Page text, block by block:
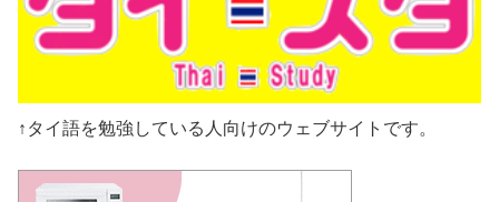
↑タイ語を勉強している人向けのウェブサイトです。